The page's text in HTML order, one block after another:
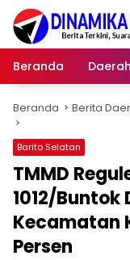
Langsung
konten
Beranda
Daerah
Beranda Berita
Barito Selatan
TMMD
1012/Buntok
Kecamatan
Persen